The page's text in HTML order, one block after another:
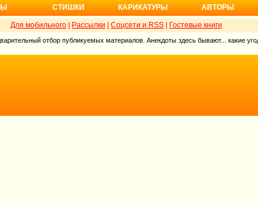
СТИШКИ КАРИКАТУРЫ АВТОРЫ
Для мобильного Рассылки Соцсети и RSS Гостевые книги
отбор публикуемых материалов. Анекдоты здесь бывают... какие